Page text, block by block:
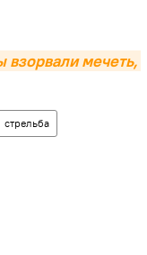
взорвали мечеть,
стрельба